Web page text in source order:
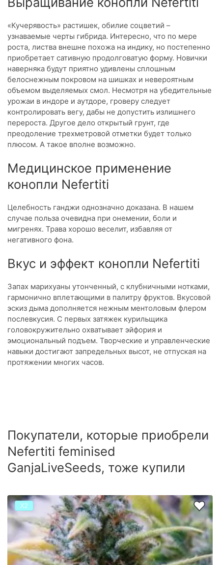
«Кучерявость» растишек, обилие соцветий –
узнаваемые черты гибрида. Интересно, что по мере
роста, листва внешне похожа на индику, но постепенно
приобретает сативную продолговатую форму. Новички
наверняка будут приятно удивлены сплошным
белоснежным покровом на шишках и невероятным
объемом выделяемых смол. Несмотря на убедительные
урожаи в индоре и аутдоре, гроверу следует
контролировать вегу, дабы не допустить излишнего
перероста. Другое дело открытый грунт, где
преодоление трехметровой отметки будет только
плюсом. А такое вполне возможно.
Медицинское применение
конопли Nefertiti
Целебность ганджи однозначно доказана. В нашем
случае польза очевидна при онемении, боли и
мигренях. Трава хорошо веселит, избавляя от
негативного фона.
Вкус и эффект конопли Nefertiti
Запах марихуаны утонченный, с клубничными нотками,
гармонично вплетающими в палитру фруктов. Вкусовой
эскиз дыма дополняется нежным ментоловым флером
послевкусия. С первых затяжек курильщика
головокружительно охватывает эйфория и
эмоциональный подъем. Творческие и управленческие
навыки достигают запредельных высот, не отпуская на
протяжении многих часов.
Покупатели, которые приобрели
Nefertiti feminised
GanjaLiveSeeds, тоже купили
Х2